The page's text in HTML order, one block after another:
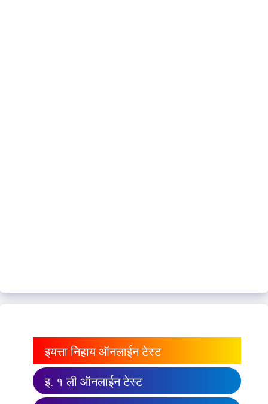
इयत्ता निहाय ऑनलाईन टेस्ट
इ. १ ली ऑनलाईन टेस्ट